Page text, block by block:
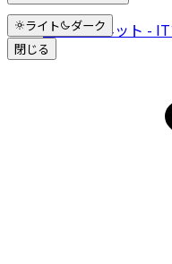
ライト
ダーク
閉じる
クチコミネット -